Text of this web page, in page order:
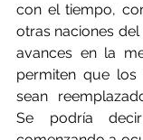
con el tiempo,
otras naciones
avances en la
permiten que los
sean
Se podría